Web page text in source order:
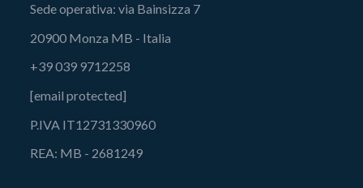
Sede operativa: via Bainsizza 7
20900 Monza MB - Italia
+39 039 9712258
[email protected]
P.IVA IT12731330960
REA: MB - 2681249